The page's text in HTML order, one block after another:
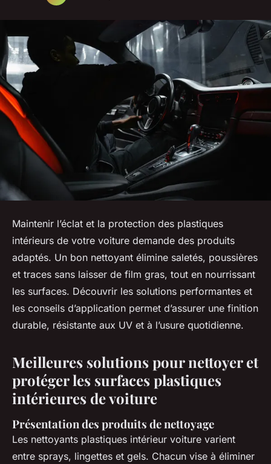
Maintenir l’éclat et la protection des plastiques
intérieurs de votre voiture demande des produits
adaptés. Un bon nettoyant élimine saletés, poussières
et traces sans laisser de film gras, tout en nourrissant
les surfaces. Découvrir les solutions performantes et
les conseils d’application permet d’assurer une finition
durable, résistante aux UV et à l’usure quotidienne.
Meilleures solutions pour nettoyer et
protéger les surfaces plastiques
intérieures de voiture
Présentation des produits de nettoyage
Les nettoyants plastiques intérieur voiture varient
entre sprays, lingettes et gels. Chacun vise à éliminer